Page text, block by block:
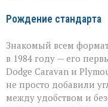
Рождение стандарта
Знакомый всем
в 1984 году — его
Dodge Caravan и
не просто добавили
между удобством и